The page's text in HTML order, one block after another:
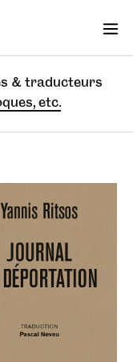
& traducteurs
etc.